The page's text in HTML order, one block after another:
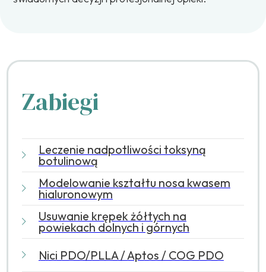
Zabiegi
Leczenie nadpotliwości toksyną
botulinową
Modelowanie kształtu nosa kwasem
hialuronowym
Usuwanie krępek żółtych na
powiekach dolnych i górnych
Nici PDO/PLLA / Aptos / COG PDO